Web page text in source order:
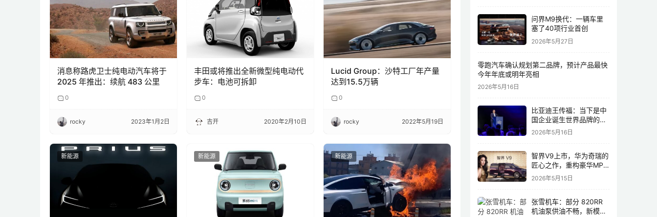
消息称路虎卫士纯电动汽车将于
2025 年推出：续航 483 公里
0
rocky 2023年1月2日
丰田或将推出全新微型纯电动代
步车：电池可拆卸
0
吉开 2020年2月10日
Lucid Group：沙特工厂年产量
达到15.5万辆
0
rocky 2022年5月19日
新能源 新能源 新能源
问界M9换代：一辆车里
塞了40项行业首创
2026年5月27日
零跑汽车确认规划第二品牌，预计产品最快
今年年底或明年亮相
2026年5月16日
比亚迪王传福：当下是中
国企业诞生世界品牌的最
佳历史机遇，尤其是制造
2026年5月16日
智界V9上市，华为奇瑞的
匠心之作，重构豪华MPV
市场格局
2026年5月15日
张雪机车：部分 820RR
机油泵供油不畅，新模具